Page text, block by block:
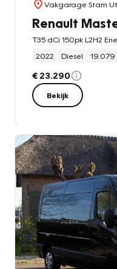
Vakgarage Stam
Renault
T35 dCi 150pk L2H2
2022
Diesel 19.079
€ 23.290
Bekijk